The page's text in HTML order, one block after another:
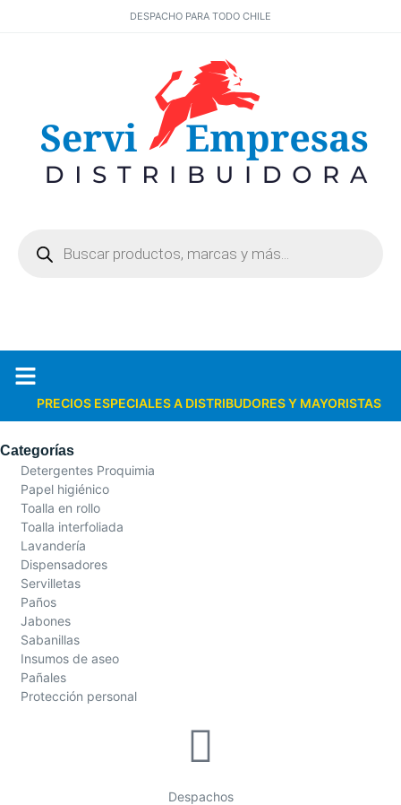
DESPACHO PARA TODO CHILE
PRECIOS ESPECIALES A DISTRIBUDORES Y MAYORISTAS
Categorías
Detergentes Proquimia
Papel higiénico
Toalla en rollo
Toalla interfoliada
Lavandería
Dispensadores
Servilletas
Paños
Jabones
Sabanillas
Insumos de aseo
Pañales
Protección personal
Despachos